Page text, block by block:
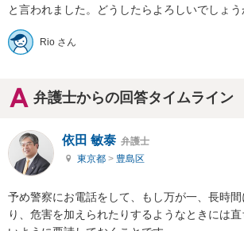
と言われました。どうしたらよろしいでしょう
Rio さん
弁護士からの回答タイムライン
依田 敏泰 弁護士
東京都 > 豊島区
予め警察にお電話をして、もし万が一、長時
り、危害を加えられたりするようなときには